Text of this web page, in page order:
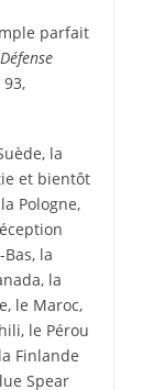
parfait
Défense
93,
la
et bientôt
Pologne,
la
la
le Maroc,
le Pérou
Finlande
Spear